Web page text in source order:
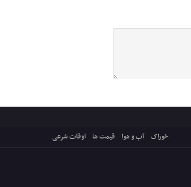
خوراک آب و هوا قیمت ها اوقات شرعی